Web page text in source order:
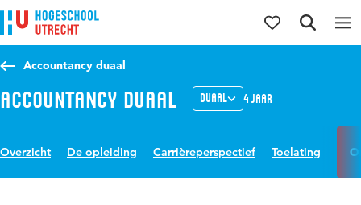
Direct naar de inhoud
Direct naar de hoofdnavigatie
Direct naar de zoekfunctie
Accountancy duaal
Accountancy Duaal Duaal 4 jaar
Overzicht De opleiding Carrièreperspectief Toelating